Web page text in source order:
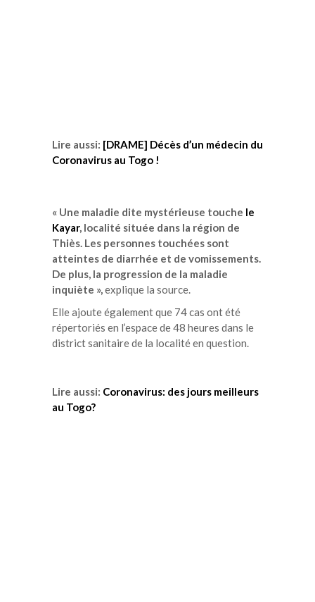
Lire aussi: [DRAME] Décès d’un médecin du
Coronavirus au Togo !
« Une maladie dite mystérieuse touche le
Kayar, localité située dans la région de
Thiès. Les personnes touchées sont
atteintes de diarrhée et de vomissements.
De plus, la progression de la maladie
inquiète »,explique la source.
Elle ajoute également que 74 cas ont été
répertoriés en l’espace de 48 heures dans le
district sanitaire de la localité en question.
Lire aussi: Coronavirus: des jours meilleurs
au Togo?